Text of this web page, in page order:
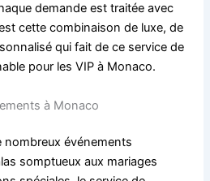
demande est traitée avec
cette combinaison de luxe, de
qui fait de ce service de
pour les VIP à Monaco.
à Monaco
nombreux événements
somptueux aux mariages